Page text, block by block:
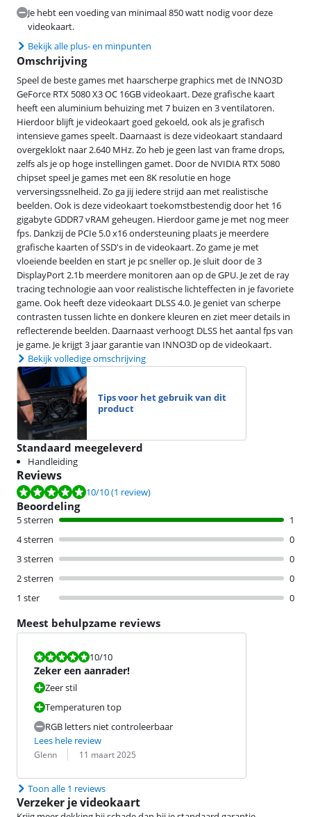
Je hebt een voeding van minimaal 850 watt nodig voor deze
videokaart.
Bekijk alle plus- en minpunten
Omschrijving
Speel de beste games met haarscherpe graphics met de INNO3D
GeForce RTX 5080 X3 OC 16GB videokaart. Deze grafische kaart
heeft een aluminium behuizing met 7 buizen en 3 ventilatoren.
Hierdoor blijft je videokaart goed gekoeld, ook als je grafisch
intensieve games speelt. Daarnaast is deze videokaart standaard
overgeklokt naar 2.640 MHz. Zo heb je geen last van frame drops,
zelfs als je op hoge instellingen gamet. Door de NVIDIA RTX 5080
chipset speel je games met een 8K resolutie en hoge
verversingssnelheid. Zo ga jij iedere strijd aan met realistische
beelden. Ook is deze videokaart toekomstbestendig door het 16
gigabyte GDDR7 vRAM geheugen. Hierdoor game je met nog meer
fps. Dankzij de PCIe 5.0 x16 ondersteuning plaats je meerdere
grafische kaarten of SSD's in de videokaart. Zo game je met
vloeiende beelden en start je pc sneller op. Je sluit door de 3
DisplayPort 2.1b meerdere monitoren aan op de GPU. Je zet de ray
tracing technologie aan voor realistische lichteffecten in je favoriete
game. Ook heeft deze videokaart DLSS 4.0. Je geniet van scherpe
contrasten tussen lichte en donkere kleuren en ziet meer details in
reflecterende beelden. Daarnaast verhoogt DLSS het aantal fps van
je game. Je krijgt 3 jaar garantie van INNO3D op de videokaart.
Bekijk volledige omschrijving
Tips voor het gebruik van dit
product
Standaard meegeleverd
Handleiding
Reviews
Beoordeling is 10 van de 10, gebaseerd op 1 review.
10/10(1 review)
Beoordeling
5 sterren
1
4 sterren
0
3 sterren
0
2 sterren
0
1 ster
0
Meest behulpzame reviews
Beoordeling is 10 van de 10.
10/10
Zeker een aanrader!
Zeer stil
Temperaturen top
RGB letters niet controleerbaar
Lees hele review
Beoordeling door:
Glenn
Datum: 11 maart 2025
Toon alle 1 reviews
Verzeker je videokaart